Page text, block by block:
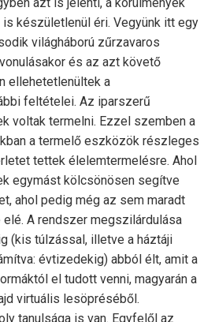
készületlenül éri. Vegyünk itt egy
világháború zűrzavaros
és az azt követő
ellehetetlenültek a
feltételei. Az iparszerű
voltak termelni. Ezzel szemben a
a termelő eszközök részleges
tettek élelemtermelésre. Ahol
egymást kölcsönösen segítve
ahol pedig még az sem maradt
A rendszer megszilárdulása
(kis túlzással, illetve a háztáji
évtizedekig) abból élt, amit a
el tudott venni, magyarán a
virtuális lesöpréséből.
tanulsága is van. Egyfelől az